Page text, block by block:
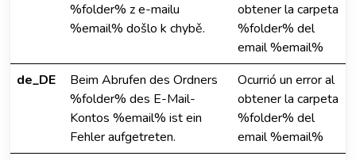
%folder% z e-mailu
%email% došlo k chybě.
obtener la carpeta
%folder% del
email %email%
de_DE
Beim Abrufen des Ordners
%folder% des E-Mail-
Kontos %email% ist ein
Fehler aufgetreten.
Ocurrió un error al
obtener la carpeta
%folder% del
email %email%